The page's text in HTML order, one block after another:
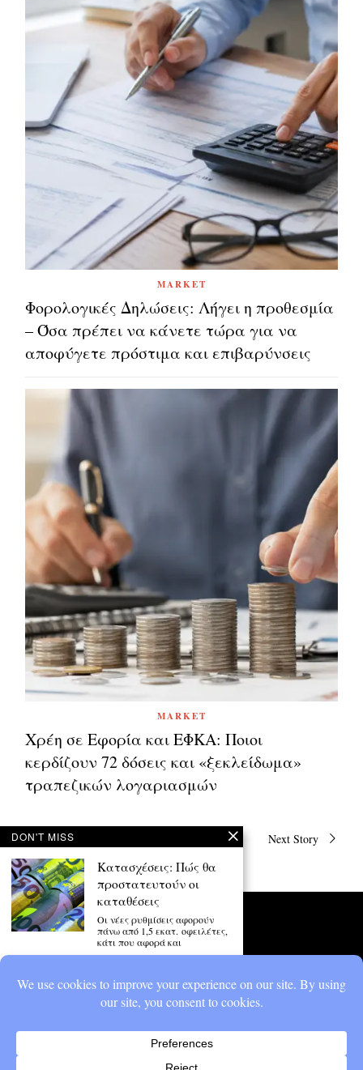
MARKET
Φορολογικές Δηλώσεις: Λήγει η προθεσμία
– Όσα πρέπει να κάνετε τώρα για να
αποφύγετε πρόστιμα και επιβαρύνσεις
MARKET
Χρέη σε Εφορία και ΕΦΚΑ: Ποιοι
κερδίζουν 72 δόσεις και «ξεκλείδωμα»
τραπεζικών λογαριασμών
Πλοήγηση
άρθρων
Previous Story Next Story
DON'T MISS
Κατασχέσεις: Πώς θα
προστατευτούν οι
καταθέσεις
Οι νέες ρυθμίσεις αφορούν
πάνω από 1,5 εκατ. οφειλέτες,
κάτι που αφορά και
Λήγει η προθεσμία –
Όσα πρέπει να κάνετε
αποφύγετε πρόστιμα